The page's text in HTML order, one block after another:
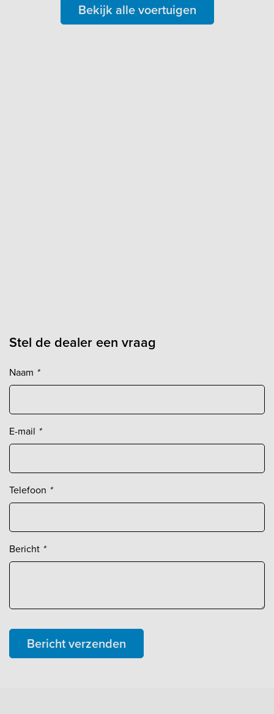
Bekijk alle voertuigen
Stel de dealer een vraag
Naam *
E-mail *
Telefoon *
Bericht *
Bericht verzenden